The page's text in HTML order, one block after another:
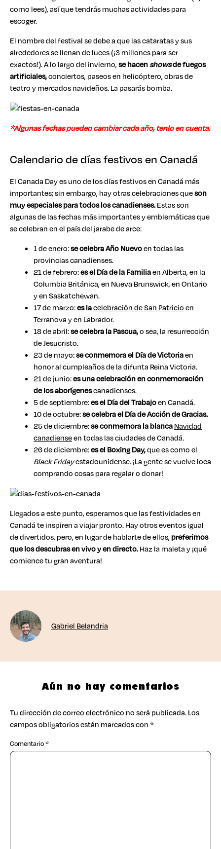
como lees), así que tendrás muchas actividades para
escoger.
El nombre del festival se debe a que las cataratas y sus
alrededores se llenan de luces (¡3 millones para ser
exactos!). A lo largo del invierno,se hacenshowsde fuegos
artificiales,conciertos, paseos en helicóptero, obras de
teatro y mercados navideños. La pasarás bomba.
*Algunas fechas pueden cambiar cada año, tenlo en cuenta.
Calendario de días festivos en Canadá
El Canada Day es uno de los días festivos en Canadá más
importantes; sin embargo, hay otras celebraciones queson
muy especiales para todos los canadienses.Estas son
algunas de las fechas más importantes y emblemáticas que
se celebran en el país del jarabe de arce:
1 de enero:se celebra Año Nuevoen todas las
provincias canadienses.
21 de febrero:es el Día de la Familiaen Alberta, en la
Columbia Británica, en Nueva Brunswick, en Ontario
y en Saskatchewan.
17 de marzo:es lacelebración de San Patricioen
Terranova y en Labrador.
18 de abril:se celebra la Pascua,o sea, la resurrección
de Jesucristo.
23 de mayo:se conmemora el Día de Victoriaen
honor al cumpleaños de la difunta Reina Victoria.
21 de junio:es una celebración en conmemoración
de los aborígenescanadienses.
5 de septiembre:es el Día del Trabajoen Canadá.
10 de octubre:se celebra el Día de Acción de Gracias.
25 de diciembre:se conmemorala blancaNavidad
canadienseen todas las ciudades de Canadá.
26 de diciembre:es el Boxing Day,que es como el
Black Fridayestadounidense. ¡La gente se vuelve loca
comprando cosas para regalar o donar!
Llegados a este punto, esperamos que las festividades en
Canadá te inspiren a viajar pronto. Hay otros eventos igual
de divertidos, pero, en lugar de hablarte de ellos,preferimos
que los descubras en vivo y en directo.Haz la maleta y ¡qué
comience tu gran aventura!
Gabriel Belandria
Aún no hay comentarios
Tu dirección de correo electrónico no será publicada.Los
campos obligatorios están marcados con*
Comentario*